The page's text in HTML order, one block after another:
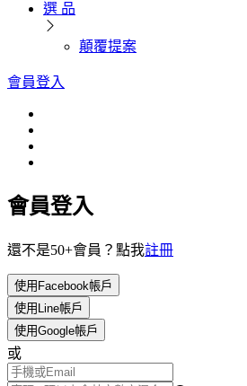
選 品
顛覆提案
會員登入
會員登入
還不是50+會員？點我註冊
使用Facebook帳戶
使用Line帳戶
使用Google帳戶
或